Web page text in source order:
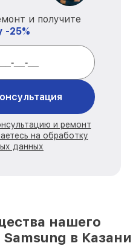
и получите
-25%
и ремонт
на обработку
данных
нашего
в Казани